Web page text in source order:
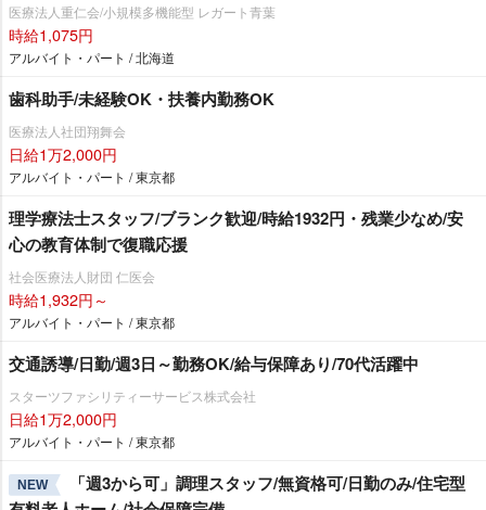
医療法人重仁会/小規模多機能型 レガート青葉
時給1,075円
アルバイト・パート / 北海道
歯科助手/未経験OK・扶養内勤務OK
医療法人社団翔舞会
日給1万2,000円
アルバイト・パート / 東京都
理学療法士スタッフ/ブランク歓迎/時給1932円・残業少なめ/安
心の教育体制で復職応援
社会医療法人財団 仁医会
時給1,932円～
アルバイト・パート / 東京都
交通誘導/日勤/週3日～勤務OK/給与保障あり/70代活躍中
スターツファシリティーサービス株式会社
日給1万2,000円
アルバイト・パート / 東京都
NEW
「週3から可」調理スタッフ/無資格可/日勤のみ/住宅型